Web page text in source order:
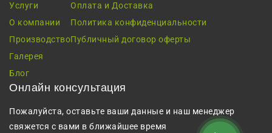
Услуги
О компании
Производство
Галерея
Блог
Оплата и Доставка
Политика конфиденциальности
Публичный договор оферты
Онлайн консультация
Пожалуйста, оставьте ваши данные и наш менеджер
свяжется с вами в ближайшее время